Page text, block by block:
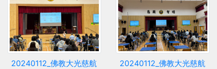
20240112_佛教大光慈航
20240112_佛教大光慈航